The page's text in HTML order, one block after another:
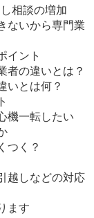
相談の増加
ないから専門業
イント
者の違いとは？
いとは何？
機一転したい
つく？
越しなどの対応
ます